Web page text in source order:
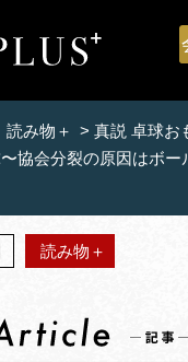
読み物＋ > 真説 卓球お
協会分裂の原因はボー
読み物＋